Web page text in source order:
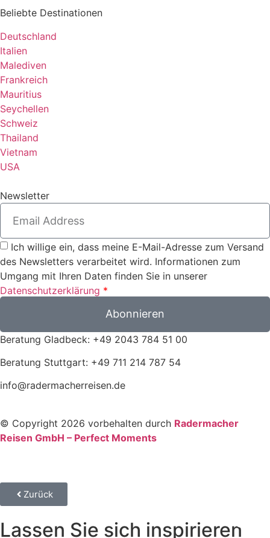
Beliebte Destinationen
Deutschland
Italien
Malediven
Frankreich
Mauritius
Seychellen
Schweiz
Thailand
Vietnam
USA
Newsletter
Ich willige ein, dass meine E-Mail-Adresse zum Versand
des Newsletters verarbeitet wird. Informationen zum
Umgang mit Ihren Daten finden Sie in unserer
Datenschutzerklärung *
Abonnieren
Beratung Gladbeck: +49 2043 784 51 00
Beratung Stuttgart: +49 711 214 787 54
info@radermacherreisen.de
© Copyright 2026 vorbehalten durch Radermacher
Reisen GmbH – Perfect Moments
Zurück
Lassen Sie sich inspirieren